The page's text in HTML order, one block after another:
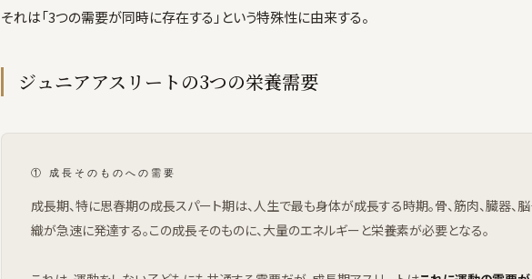
それは「3つの需要が同時に存在する」という特殊性に由来する。
ジュニアアスリートの3つの栄養需要
① 成長そのものへの需要
成長期、特に思春期の成長スパート期は、人生で最も身体が成長する時期。骨、筋肉、臓器
織が急速に発達する。この成長そのものに、大量のエネルギーと栄養素が必要となる。